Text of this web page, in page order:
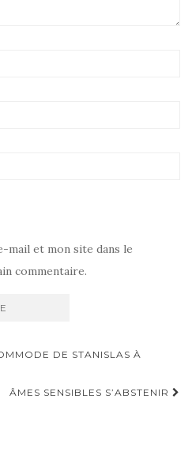
mail et mon site dans le
commentaire.
DE STANISLAS À
ÂMES SENSIBLES S’ABSTENIR